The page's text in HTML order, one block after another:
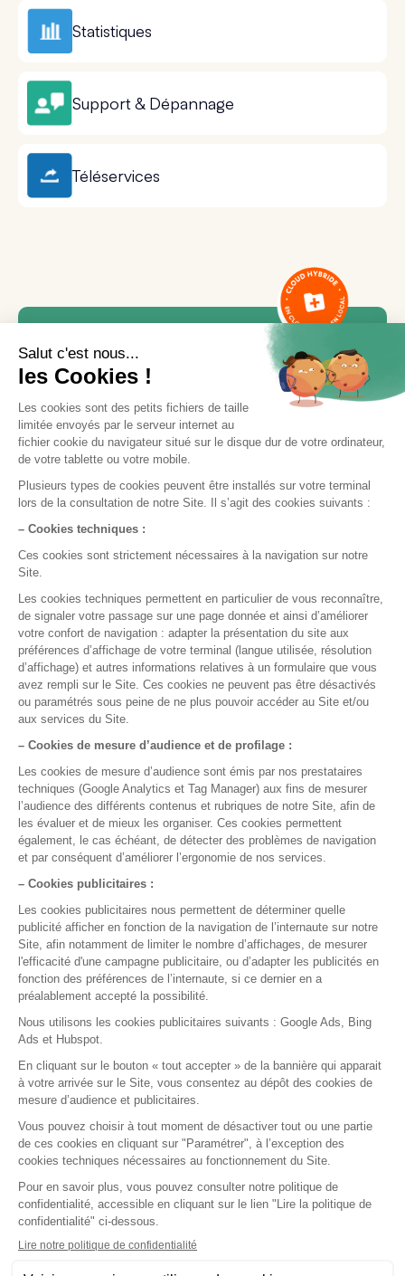
Statistiques
Support & Dépannage
Téléservices
Besoin d'aide ou d'une
formation ?
Notre équipe est là pour vous accompagner.
Contactez le service support via le bouton «
Nous contacter
», en indiquant votre demande
et vos disponibilités, ou appelez-nous
directement par téléphone.
La gestion médicale,
Nos rubriques
Semaine de Formation
Assistance et sécurité des données
Bien démarrer avec DrSanté
Facturer et suivre ma comptabilité
Gérer mon agenda et mes rendez-vous
Me former en 5 minutes par jour
Optimiser mon usage de DrSanté
Réaliser mes consultations
Nos fonctionnalités
Agenda
Comptabilité
Dossier de Consultation
Espace MSP
Facturation & FSE
Formation & Replay
Installation & Matériel
Mon Compte & Sécurité
Nouveautés & Versions
Première utilisation
Ségur
Support & Dépannage